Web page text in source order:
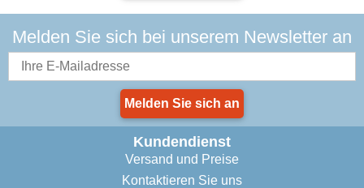
Melden Sie sich bei unserem Newsletter an
Melden Sie sich an
Kundendienst
Versand und Preise
Kontaktieren Sie uns